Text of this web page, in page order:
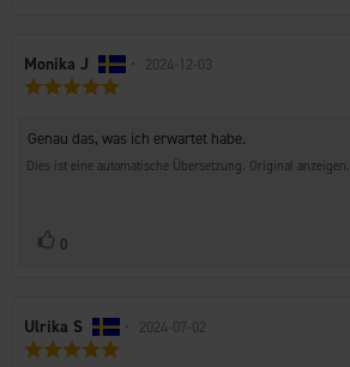
Autor
der
Monika J • Bewertungsdatum:
2024-12-03
5
Sternen
Rezensionstext:
Genau das, was ich erwartet habe.
Dies ist eine automatische Übersetzung. Original anzeigen.
Stimme
0
Autor
der
Ulrika S • Bewertungsdatum:
2024-07-02